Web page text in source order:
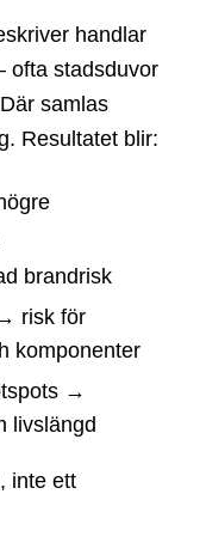
handlar
ofta stadsduvor
samlas
Resultatet blir:
brandrisk
risk för
komponenter
→
livslängd
inte ett